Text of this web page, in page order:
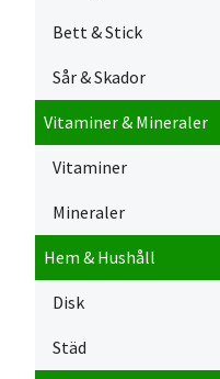
Bett & Stick
Sår & Skador
Vitaminer & Mineraler
Vitaminer
Mineraler
Hem & Hushåll
Disk
Städ